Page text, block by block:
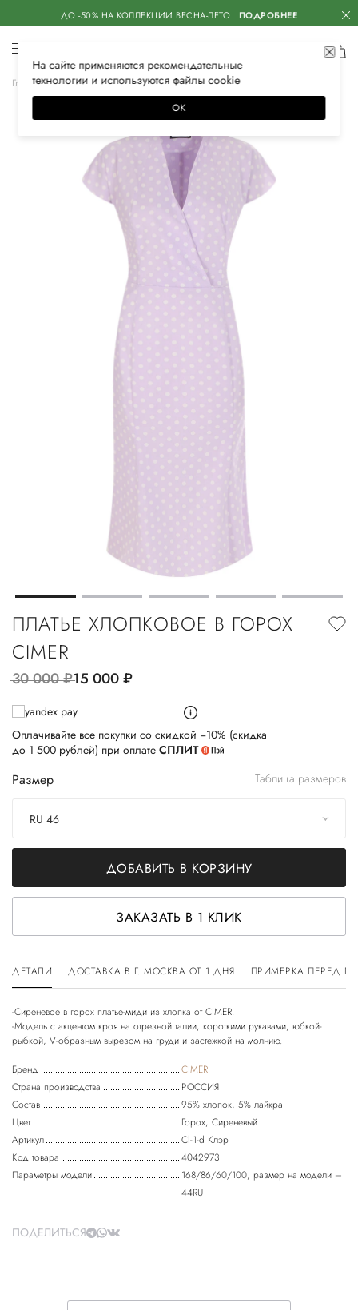
ДО -50% НА КОЛЛЕКЦИИ ВЕСНА-ЛЕТО ПОДРОБНЕЕ
Главная Женская Одежда Платья Повседневные
ПЛАТЬЕ ХЛОПКОВОЕ В ГОРОХ
CIMER
30 000руб.15 000руб.
Оплачивайте все покупки со скидкой −10% (скидка
до 1 500 рублей) при оплате СПЛИТ
Размер Таблица размеров
RU 46
ДОБАВИТЬ В КОРЗИНУ
ЗАКАЗАТЬ В 1 КЛИК
ДЕТАЛИ ДОСТАВКА В Г. МОСКВА ОТ 1 ДНЯ ПРИМЕРКА ПЕРЕД
-Сиреневое в горох платье-миди из хлопка от CIMER.
-Модель с акцентом кроя на отрезной талии, короткими рукавами, юбкой-
Бренд
CIMER
Страна производства
РОССИЯ
Состав
95% хлопок, 5% лайкра
Цвет
Горох, Сиреневый
Артикул
Cl-1-d Клэр
Код товара
4042973
Параметры модели
168/86/60/100, размер на модели –
44RU
ПОДЕЛИТЬСЯ
На сайте применяются рекомендательные
технологии и используются файлысооkiе
ОК